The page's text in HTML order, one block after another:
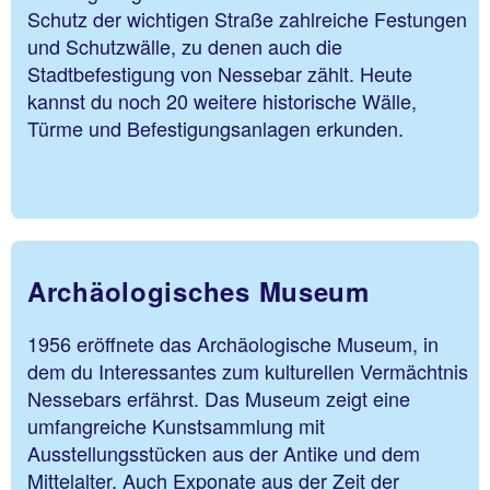
Schutz der wichtigen Straße zahlreiche Festungen
und Schutzwälle, zu denen auch die
Stadtbefestigung von Nessebar zählt. Heute
kannst du noch 20 weitere historische Wälle,
Türme und Befestigungsanlagen erkunden.
Archäologisches Museum
1956 eröffnete das Archäologische Museum, in
dem du Interessantes zum kulturellen Vermächtnis
Nessebars erfährst. Das Museum zeigt eine
umfangreiche Kunstsammlung mit
Ausstellungsstücken aus der Antike und dem
Mittelalter. Auch Exponate aus der Zeit der